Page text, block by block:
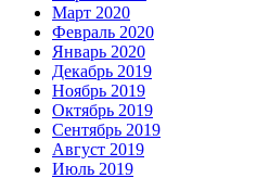
Март 2020
Февраль 2020
Январь 2020
Декабрь 2019
Ноябрь 2019
Октябрь 2019
Сентябрь 2019
Август 2019
Июль 2019